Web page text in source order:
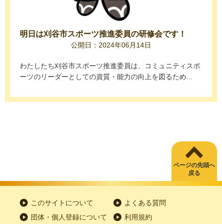
明日は刈谷市スポーツ推進委員の研修会です！
公開日：2024年06月14日
わたしたち刈谷市スポーツ推進委員は、コミュニティスポ
ーツのリーダーとしての資質・能力の向上を図るため...
ページの先頭へ
戻る
このサイトについて
よくある質問
団体・個人登録について
利用規約